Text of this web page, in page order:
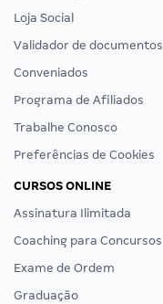
Loja Social
Validador de documentos
Conveniados
Programa de Afiliados
Trabalhe Conosco
Preferências de Cookies
CURSOS ONLINE
Assinatura Ilimitada
Coaching para Concursos
Exame de Ordem
Graduação